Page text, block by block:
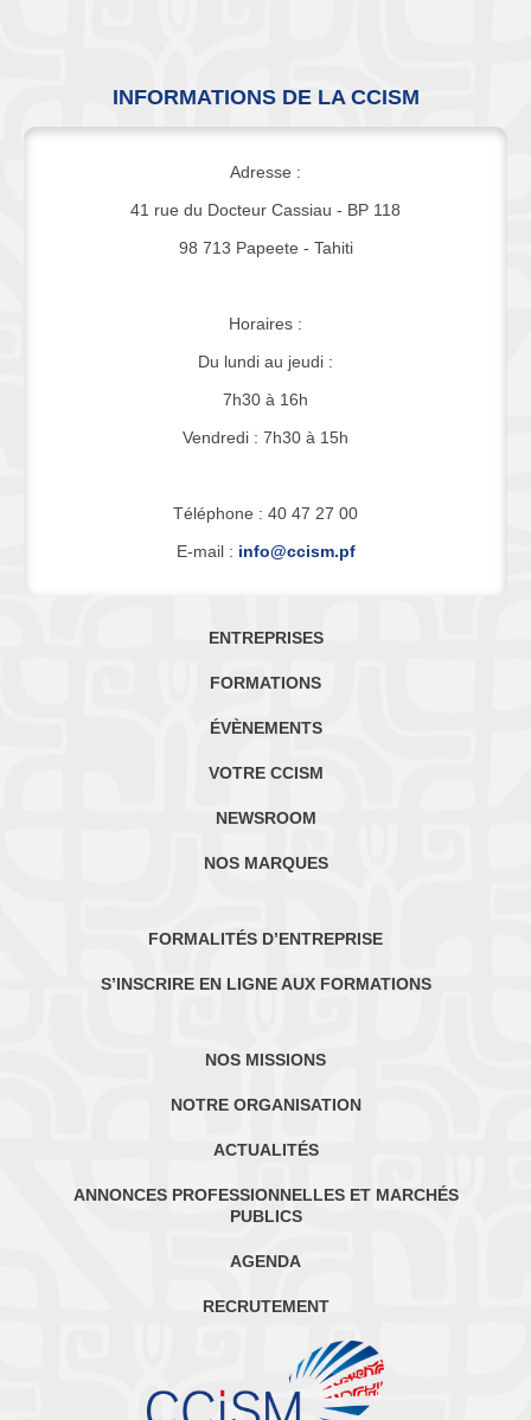
INFORMATIONS DE LA CCISM
Adresse :
41 rue du Docteur Cassiau - BP 118
98 713 Papeete - Tahiti
Horaires :
Du lundi au jeudi :
7h30 à 16h
Vendredi : 7h30 à 15h
Téléphone : 40 47 27 00
E-mail : info@ccism.pf
ENTREPRISES
FORMATIONS
ÉVÈNEMENTS
VOTRE CCISM
NEWSROOM
NOS MARQUES
FORMALITÉS D’ENTREPRISE
S’INSCRIRE EN LIGNE AUX FORMATIONS
NOS MISSIONS
NOTRE ORGANISATION
ACTUALITÉS
ANNONCES PROFESSIONNELLES ET MARCHÉS
PUBLICS
AGENDA
RECRUTEMENT